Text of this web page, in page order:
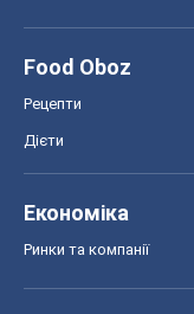
Food Oboz
Рецепти
Дієти
Економіка
Ринки та компанії